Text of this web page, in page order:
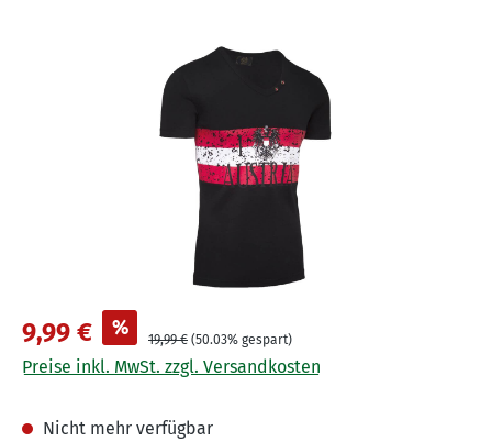
Bildergalerie überspringen
9,99 € % 19,99 € (50.03% gespart)
Preise inkl. MwSt. zzgl. Versandkosten
Nicht mehr verfügbar